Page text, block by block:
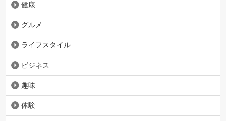
健康
グルメ
ライフスタイル
ビジネス
趣味
体験